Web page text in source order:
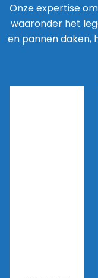
Onze expertise
waaronder het
en pannen daken,